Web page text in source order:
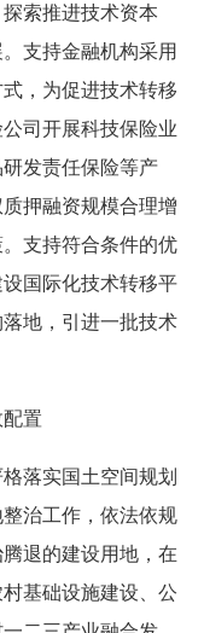
索推进技术资本
支持金融机构采用
，为促进技术转移
司开展科技保险业
发责任保险等产
押融资规模合理增
支持符合条件的优
国际化技术转移平
地，引进一批技术
置
落实国土空间规划
治工作，依法依规
退的建设用地，在
基础设施建设、公